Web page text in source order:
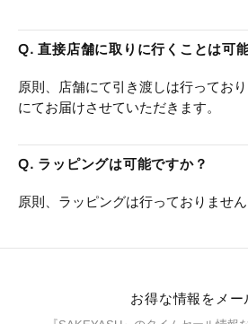
Q. 直接店舗に取りに行くことは可
原則、店舗にて引き渡しは行ってお
にてお届けさせていただきます。
Q. ラッピングは可能ですか？
原則、ラッピングは行っておりません
お得な情報をメー